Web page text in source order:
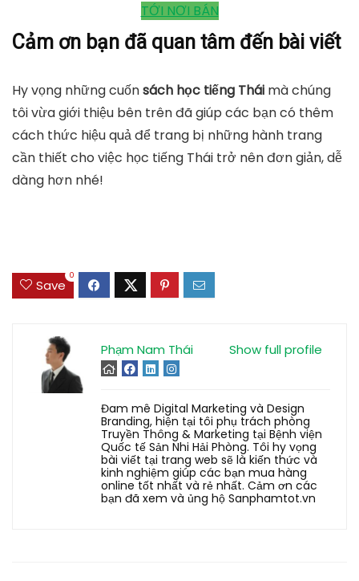
TỚI NƠI BÁN
Cảm ơn bạn đã quan tâm đến bài viết
Hy vọng những cuốnsách học tiếng Thái mà chúng
tôi vừa giới thiệu bên trên đã giúp các bạn có thêm
cách thức hiệu quả để trang bị những hành trang
cần thiết cho việc học tiếng Thái trở nên đơn giản, dễ
dàng hơn nhé!
Save
0
Show full profile
Phạm Nam Thái
Đam mê Digital Marketing và Design
Branding, hiện tại tôi phụ trách phòng
Truyền Thông & Marketing tại Bệnh viện
Quốc tế Sản Nhi Hải Phòng. Tôi hy vọng
bài viết tại trang web sẽ là kiến thức và
kinh nghiệm giúp các bạn mua hàng
online tốt nhất và rẻ nhất. Cảm ơn các
bạn đã xem và ủng hộ Sanphamtot.vn